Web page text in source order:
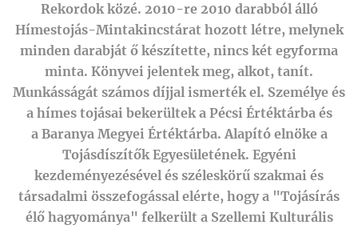
Rekordok közé. 2010-re 2010 darabból álló
Hímestojás-Mintakincstárat hozott létre, melynek
minden darabját ő készítette, nincs két egyforma
minta. Könyvei jelentek meg, alkot, tanít.
Munkásságát számos díjjal ismerték el. Személye és
a hímes tojásai bekerültek a Pécsi Értéktárba és
a Baranya Megyei Értéktárba.Alapító elnöke a
Tojásdíszítők Egyesületének. Egyéni
kezdeményezésével és széleskörű szakmai és
társadalmi összefogással elérte, hogy a "Tojásírás
élő hagyománya" felkerült a Szellemi Kulturális